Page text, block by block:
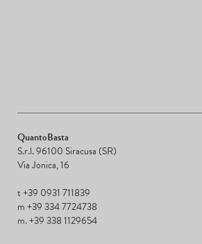
QuantoBasta
S.r.l. 96100 Siracusa (SR)
Via Jonica, 16
t +39 0931 711839
m +39 334 7724738
m. +39 338 1129654